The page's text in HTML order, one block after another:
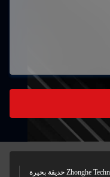
888 شارع شينغلي، Zhonghe Technology حديقة بحيرة